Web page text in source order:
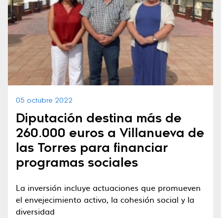
05 octubre 2022
Diputación destina más de
260.000 euros a Villanueva de
las Torres para financiar
programas sociales
La inversión incluye actuaciones que promueven
el envejecimiento activo, la cohesión social y la
diversidad